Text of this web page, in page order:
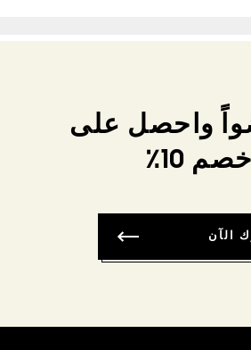
واحصل على
خصم 10٪
الآن